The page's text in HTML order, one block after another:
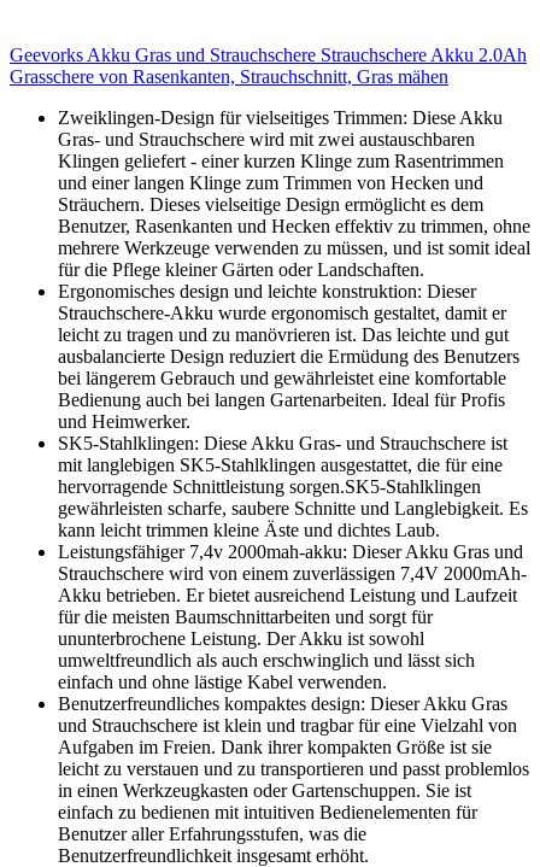
Geevorks Akku Gras und Strauchschere Strauchschere Akku 2.0Ah
Grasschere von Rasenkanten, Strauchschnitt, Gras mähen
Zweiklingen-Design für vielseitiges Trimmen: Diese Akku
Gras- und Strauchschere wird mit zwei austauschbaren
Klingen geliefert - einer kurzen Klinge zum Rasentrimmen
und einer langen Klinge zum Trimmen von Hecken und
Sträuchern. Dieses vielseitige Design ermöglicht es dem
Benutzer, Rasenkanten und Hecken effektiv zu trimmen, ohne
mehrere Werkzeuge verwenden zu müssen, und ist somit ideal
für die Pflege kleiner Gärten oder Landschaften.
Ergonomisches design und leichte konstruktion: Dieser
Strauchschere-Akku wurde ergonomisch gestaltet, damit er
leicht zu tragen und zu manövrieren ist. Das leichte und gut
ausbalancierte Design reduziert die Ermüdung des Benutzers
bei längerem Gebrauch und gewährleistet eine komfortable
Bedienung auch bei langen Gartenarbeiten. Ideal für Profis
und Heimwerker.
SK5-Stahlklingen: Diese Akku Gras- und Strauchschere ist
mit langlebigen SK5-Stahlklingen ausgestattet, die für eine
hervorragende Schnittleistung sorgen.SK5-Stahlklingen
gewährleisten scharfe, saubere Schnitte und Langlebigkeit. Es
kann leicht trimmen kleine Äste und dichtes Laub.
Leistungsfähiger 7,4v 2000mah-akku: Dieser Akku Gras und
Strauchschere wird von einem zuverlässigen 7,4V 2000mAh-
Akku betrieben. Er bietet ausreichend Leistung und Laufzeit
für die meisten Baumschnittarbeiten und sorgt für
ununterbrochene Leistung. Der Akku ist sowohl
umweltfreundlich als auch erschwinglich und lässt sich
einfach und ohne lästige Kabel verwenden.
Benutzerfreundliches kompaktes design: Dieser Akku Gras
und Strauchschere ist klein und tragbar für eine Vielzahl von
Aufgaben im Freien. Dank ihrer kompakten Größe ist sie
leicht zu verstauen und zu transportieren und passt problemlos
in einen Werkzeugkasten oder Gartenschuppen. Sie ist
einfach zu bedienen mit intuitiven Bedienelementen für
Benutzer aller Erfahrungsstufen, was die
Benutzerfreundlichkeit insgesamt erhöht.